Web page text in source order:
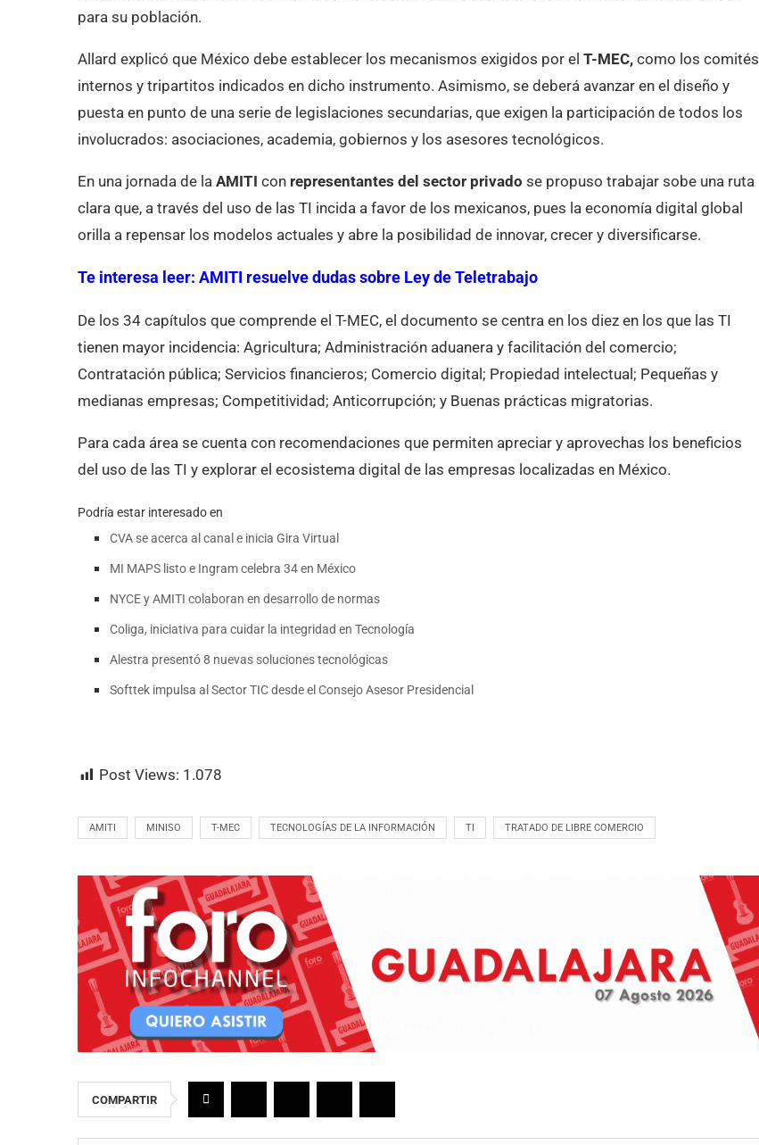
para su población.
Allard explicó que México debe establecer los mecanismos exigidos por el T-MEC, como los comités
internos y tripartitos indicados en dicho instrumento. Asimismo, se deberá avanzar en el diseño y
puesta en punto de una serie de legislaciones secundarias, que exigen la participación de todos los
involucrados: asociaciones, academia, gobiernos y los asesores tecnológicos.
En una jornada de la AMITI con representantes del sector privado se propuso trabajar sobe una ruta
clara que, a través del uso de las TI incida a favor de los mexicanos, pues la economía digital global
orilla a repensar los modelos actuales y abre la posibilidad de innovar, crecer y diversificarse.
Te interesa leer: AMITI resuelve dudas sobre Ley de Teletrabajo
De los 34 capítulos que comprende el T-MEC, el documento se centra en los diez en los que las TI
tienen mayor incidencia: Agricultura; Administración aduanera y facilitación del comercio;
Contratación pública; Servicios financieros; Comercio digital; Propiedad intelectual; Pequeñas y
medianas empresas; Competitividad; Anticorrupción; y Buenas prácticas migratorias.
Para cada área se cuenta con recomendaciones que permiten apreciar y aprovechas los beneficios
del uso de las TI y explorar el ecosistema digital de las empresas localizadas en México.
Podría estar interesado en
CVA se acerca al canal e inicia Gira Virtual
MI MAPS listo e Ingram celebra 34 en México
NYCE y AMITI colaboran en desarrollo de normas
Coliga, iniciativa para cuidar la integridad en Tecnología
Alestra presentó 8 nuevas soluciones tecnológicas
Softtek impulsa al Sector TIC desde el Consejo Asesor Presidencial
Post Views: 1.078
AMITI MINISO T-MEC TECNOLOGÍAS DE LA INFORMACIÓN TI TRATADO DE LIBRE COMERCIO
COMPARTIR